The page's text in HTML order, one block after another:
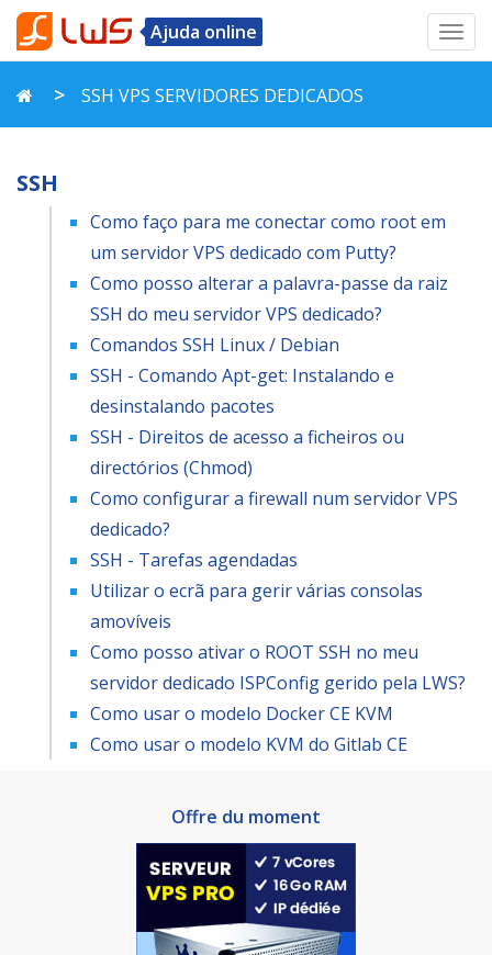
Ajuda online
SSH VPS SERVIDORES DEDICADOS
SSH
Como faço para me conectar como root em
um servidor VPS dedicado com Putty?
Como posso alterar a palavra-passe da raiz
SSH do meu servidor VPS dedicado?
Comandos SSH Linux / Debian
SSH - Comando Apt-get: Instalando e
desinstalando pacotes
SSH - Direitos de acesso a ficheiros ou
directórios (Chmod)
Como configurar a firewall num servidor VPS
dedicado?
SSH - Tarefas agendadas
Utilizar o ecrã para gerir várias consolas
amovíveis
Como posso ativar o ROOT SSH no meu
servidor dedicado ISPConfig gerido pela LWS?
Como usar o modelo Docker CE KVM
Como usar o modelo KVM do Gitlab CE
Offre du moment